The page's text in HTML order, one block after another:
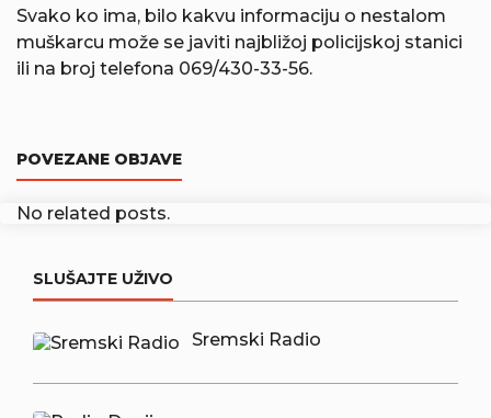
Svako ko ima, bilo kakvu informaciju o nestalom
muškarcu može se javiti najbližoj policijskoj stanici
ili na broj telefona 069/430-33-56.
POVEZANE OBJAVE
No related posts.
SLUŠAJTE UŽIVO
Sremski Radio